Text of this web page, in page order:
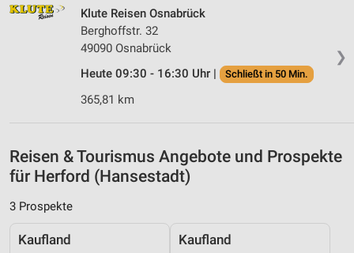
❯
Klute Reisen Osnabrück
Berghoffstr. 32
49090 Osnabrück
Heute 09:30 - 16:30 Uhr |
Schließt in 50 Min.
365,81 km
Reisen & Tourismus Angebote und Prospekte
für Herford (Hansestadt)
3 Prospekte
Kaufland Kaufland
Verwendung reduzierter Daten zur Auswahl von
Werbeanzeigen
Erstellung von Profilen für personalisierte
Erstellung von Profilen zur Personalisierung
von Inhalten
Verwendung von Profilen zur Auswahl